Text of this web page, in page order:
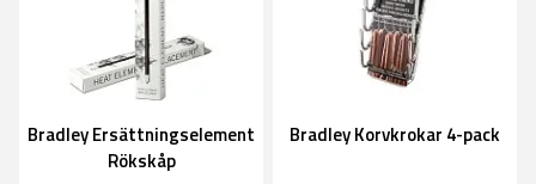
Bradley Ersättningselement
Rökskåp
Bradley Korvkrokar 4-pack